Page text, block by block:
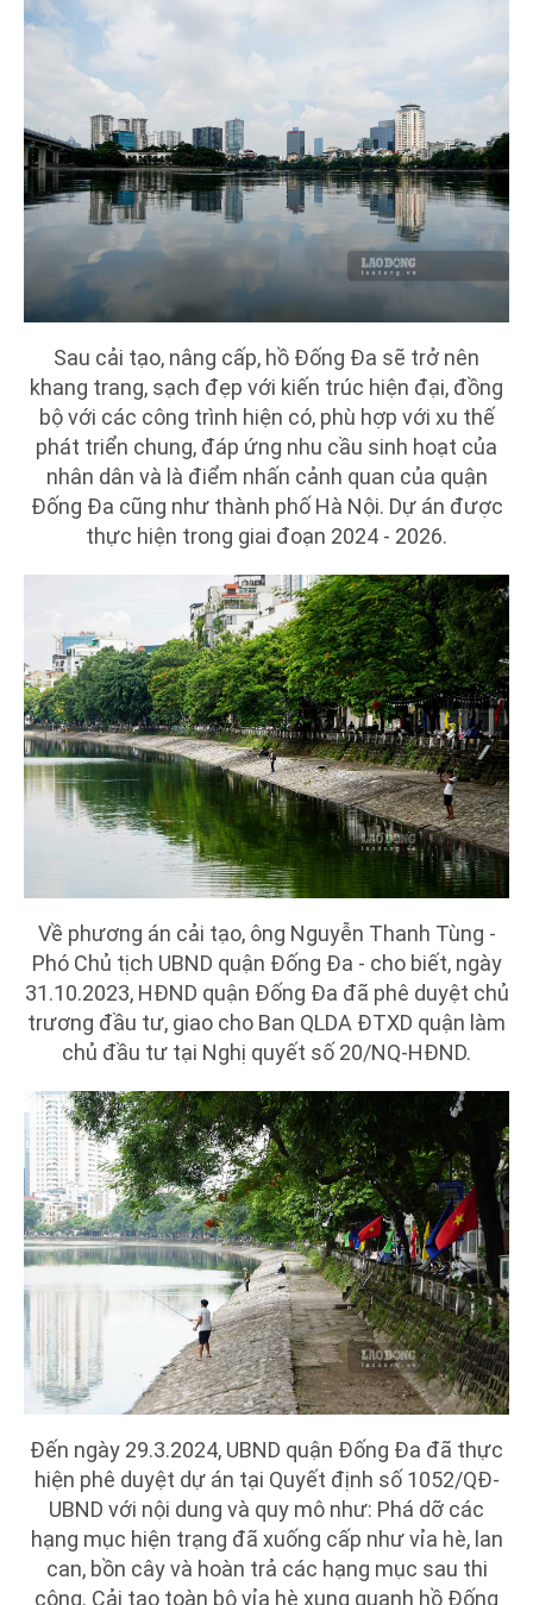
Sau cải tạo, nâng cấp, hồ Đống Đa sẽ trở nên
khang trang, sạch đẹp với kiến trúc hiện đại, đồng
bộ với các công trình hiện có, phù hợp với xu thế
phát triển chung, đáp ứng nhu cầu sinh hoạt của
nhân dân và là điểm nhấn cảnh quan của quận
Đống Đa cũng như thành phố Hà Nội. Dự án được
thực hiện trong giai đoạn 2024 - 2026.
Về phương án cải tạo, ông Nguyễn Thanh Tùng -
Phó Chủ tịch UBND quận Đống Đa - cho biết, ngày
31.10.2023, HĐND quận Đống Đa đã phê duyệt chủ
trương đầu tư, giao cho Ban QLDA ĐTXD quận làm
chủ đầu tư tại Nghị quyết số 20/NQ-HĐND.
Đến ngày 29.3.2024, UBND quận Đống Đa đã thực
hiện phê duyệt dự án tại Quyết định số 1052/QĐ-
UBND với nội dung và quy mô như: Phá dỡ các
hạng mục hiện trạng đã xuống cấp như vỉa hè, lan
can, bồn cây và hoàn trả các hạng mục sau thi
công. Cải tạo toàn bộ vỉa hè xung quanh hồ Đống